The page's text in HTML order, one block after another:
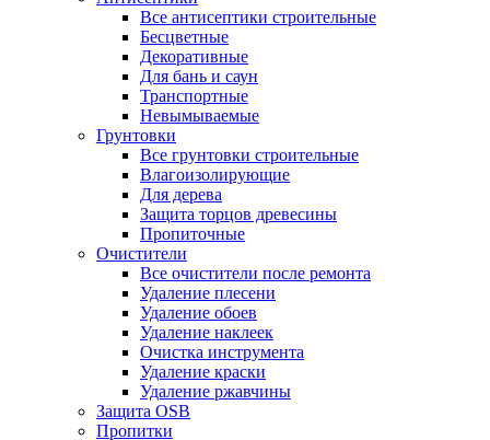
Все антисептики строительные
Бесцветные
Декоративные
Для бань и саун
Транспортные
Невымываемые
Грунтовки
Все грунтовки строительные
Влагоизолирующие
Для дерева
Защита торцов древесины
Пропиточные
Очистители
Все очистители после ремонта
Удаление плесени
Удаление обоев
Удаление наклеек
Очистка инструмента
Удаление краски
Удаление ржавчины
Защита OSB
Пропитки